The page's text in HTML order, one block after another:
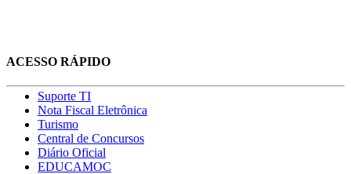
ACESSO RÁPIDO
Suporte TI
Nota Fiscal Eletrônica
Turismo
Central de Concursos
Diário Oficial
EDUCAMOC